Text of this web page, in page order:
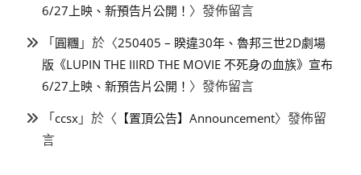
6/27上映、新預告片公開！ 〉發佈留言
「圓糰 」於〈250405 – 睽違30年、魯邦三世2D劇場
版《LUPIN THE IIIRD THE MOVIE 不死身の血族》宣布
6/27上映、新預告片公開！ 〉發佈留言
「ccsx 」於〈 【置頂公告】Announcement〉發佈留
言